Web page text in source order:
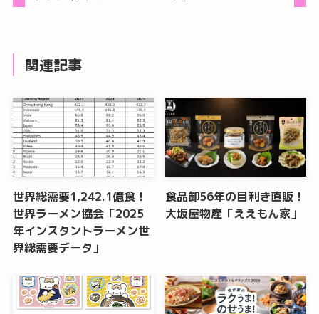
関連記事
世界総需要1,242.1億食！
世界ラーメン協会「2025
年インスタントラーメン世
界総需要データ」
食品卸56年の目利き直販！
大坂屋物産「ええもん家」